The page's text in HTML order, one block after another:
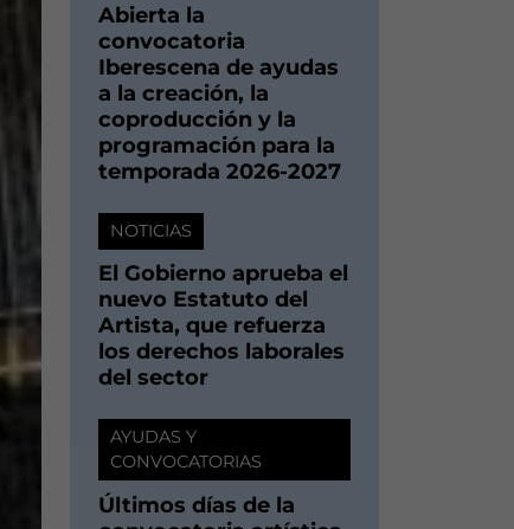
Abierta la
convocatoria
Iberescena de ayudas
a la creación, la
coproducción y la
programación para la
temporada 2026-2027
NOTICIAS
El Gobierno aprueba el
nuevo Estatuto del
Artista, que refuerza
los derechos laborales
del sector
AYUDAS Y
CONVOCATORIAS
Últimos días de la